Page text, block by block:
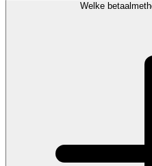
Welke